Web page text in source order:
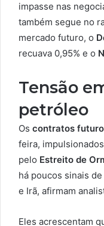
impasse nas
também segue no
mercado futuro, o
recuava 0,95% e o
Tensão
petróleo
Os contratos
feira,
pelo Estreito de
há poucos sinais
e Irã, afirmam
Eles acrescentam